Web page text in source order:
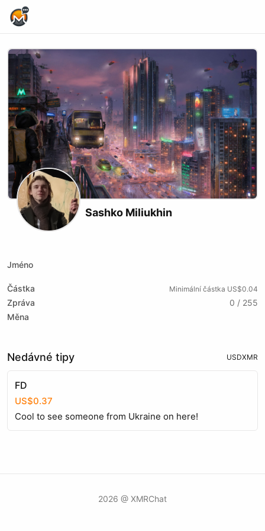
Sashko Miliukhin
Jméno
Částka Minimální částka US$0.04
Zpráva
0 / 255
Měna
Nedávné tipy USDXMR
FD
US$0.37
Cool to see someone from Ukraine on here!
2026 @ XMRChat